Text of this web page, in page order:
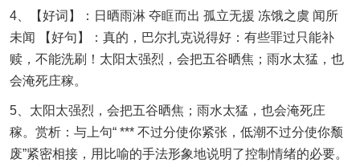
4、【好词】：日晒雨淋 夺眶而出 孤立无援 冻饿之虞 闻所
未闻 【好句】：真的，巴尔扎克说得好：有些罪过只能补
赎，不能洗刷！太阳太强烈，会把五谷晒焦；雨水太猛，也
会淹死庄稼。
5、太阳太强烈，会把五谷晒焦；雨水太猛，也会淹死庄
稼。赏析：与上句“ *** 不过分使你紧张，低潮不过分使你颓
废”紧密相接，用比喻的手法形象地说明了控制情绪的必要。